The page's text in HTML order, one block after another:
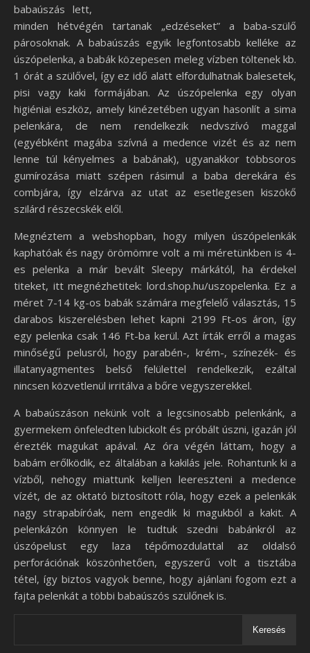
babaúszás lett,
minden hétvégén tartanak „edzéseket” a baba-szülő
párosoknak. A babaúszás egyik legfontosabb kelléke az
úszópelenka, a babák közepesen meleg vízben töltenek kb.
1 órát a szülővel, így ez idő alatt elfordulhatnak balesetek,
pisi vagy kaki formájában. Az úszópelenka egy olyan
higiéniai eszköz, amely kinézetében ugyan hasonlít a sima
pelenkára, de nem rendelkezik nedvszívó maggal
(egyébként magába szívná a medence vizét és az nem
lenne túl kényelmes a babának), ugyanakkor többsoros
gumírozása miatt szépen rásimul a baba derekára és
combjára, így elzárva az utat az esetlegesen kiszökő
szilárd részecskék elől.
Megnéztem a webshopban, hogy milyen úszópelenkák
kaphatóak és nagy örömömre volt a mi méretünkben is 4-
es pelenka a már bevált Sleepy márkától, ha érdekel
titeket, itt megnézhetitek: lord.shop.hu/uszopelenka. Ez a
méret 7-14 kg-os babák számára megfelelő választás, 15
darabos kiszerelésben lehet kapni 2199 Ft-os áron, így
egy pelenka csak 146 Ft-ba kerül. Azt írták erről a magas
minőségű pelusról, hogy parabén-, krém-, színezék- és
illatanyagmentes belső felülettel rendelkezik, ezáltal
nincsen közvetlenül irritálva a bőre vegyszerekkel.
A babaúszáson nekünk volt a legcsinosabb pelenkánk, a
gyermekem önfeledten lubickolt és próbált úszni, igazán jól
érezték magukat apával. Az óra végén láttam, hogy a
babám erőlködik, ez általában a kakilás jele. Rohantunk ki a
vízből, nehogy miattunk kelljen leereszteni a medence
vízét, de az oktató biztosított róla, hogy ezek a pelenkák
nagy strapabíróak, nem engedik ki magukból a kakit. A
pelenkázón könnyen le tudtuk szedni babánkról az
úszópelust egy laza tépőmozdulattal az oldalsó
perforációnak köszönhetően, egyszerű volt a tisztába
tétel, így biztos vagyok benne, hogy ajánlani fogom ezt a
fajta pelenkát a többi babaúszós szülőnek is.
Keresés